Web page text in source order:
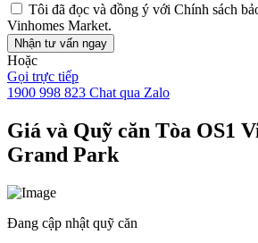
Tôi đã đọc và đồng ý với Chính sách
Vinhomes Market.
Nhận tư vấn ngay
Hoặc
Gọi trực tiếp
1900 998 823 Chat qua Zalo
Giá và Quỹ căn Tòa OS1
Grand Park
Đang cập nhật quỹ căn